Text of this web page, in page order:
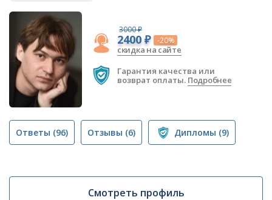
3000 ₽
2400 ₽ -20%
скидка на сайте
Гарантия качества или
возврат оплаты. Подробнее
Ответы (96) Отзывы (6) Дипломы (9)
Смотреть профиль